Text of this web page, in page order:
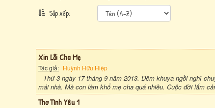
Sắp xếp:
Xin Lỗi Cha Mẹ
Tác giả: Huỳnh Hữu Hiệp
Thứ 3 ngày 17 tháng 9 năm 2013. Đêm khuya ngồi nghĩ
mái nhà. Mà con làm khổ mẹ cha quá nhiều. Cuộc đời lắm
Thơ Tình Yêu 1